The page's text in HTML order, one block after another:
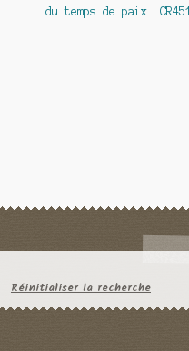
l’article
du temps de paix. CR451
Réinitialiser la recherche